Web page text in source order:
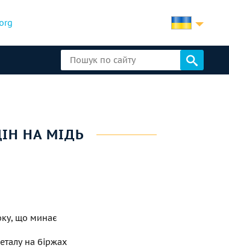
НА МІДЬ
що минає
на біржах